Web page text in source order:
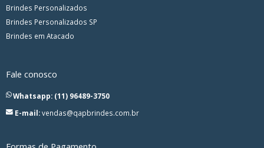
Brindes Personalizados
Brindes Personalizados SP
Brindes em Atacado
Fale conosco
Whatsapp: (11) 96489-3750
E-mail:vendas@qapbrindes.com.br